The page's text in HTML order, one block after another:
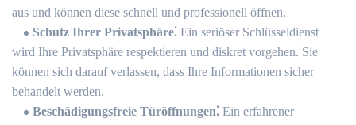
aus und können diese schnell und professionell öffnen.​
Schutz Ihrer Privatsphäre⁚ Ein seriöser Schlüsseldienst
wird Ihre Privatsphäre respektieren und diskret vorgehen.​ Sie
können sich darauf verlassen, dass Ihre Informationen sicher
behandelt werden.​
Beschädigungsfreie Türöffnungen⁚ Ein erfahrener